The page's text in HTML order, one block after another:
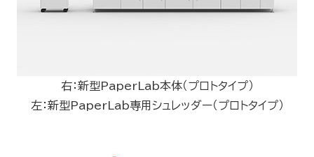
右：新型PaperLab本体（プロトタイプ）
左：新型PaperLab専用シュレッダー（プロトタイプ）